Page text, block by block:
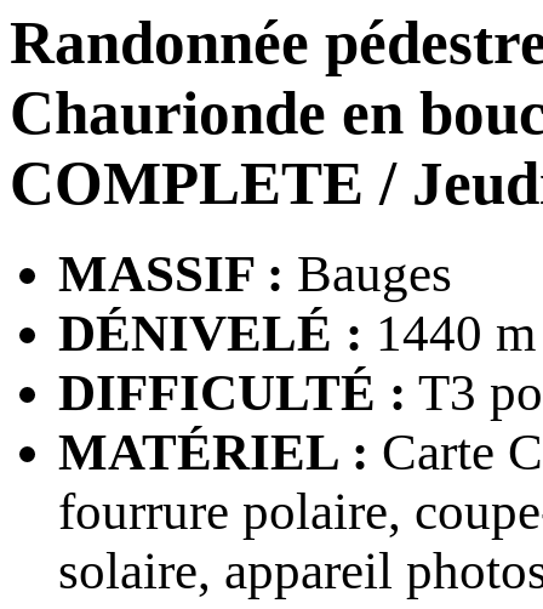
Randonnée
Chaurionde en
COMPLETE /
MASSIF : Bauges
DÉNIVELÉ : 1440
DIFFICULTÉ : T3
MATÉRIEL : Carte
fourrure polaire,
solaire, appareil